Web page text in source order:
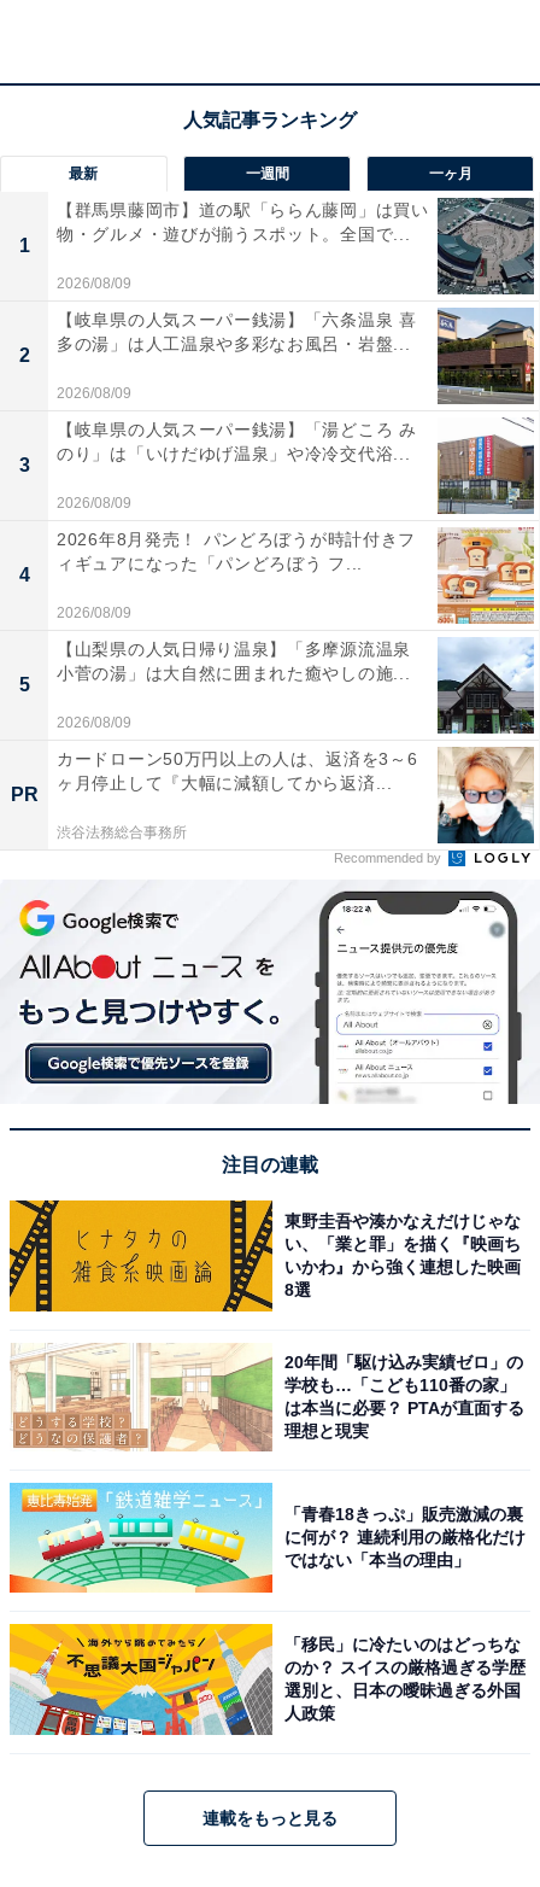
EarFunのイヤホン「Clip 2」は現在24％オフの特別価
格・税込7589円で販売中。
この商品のおすすめポイントは？
で、周囲の音を聴きながら音
楽を楽しめるオープンイヤーイヤホンです。最新の
Bluetooth 6.0や 高音質なLDAC対応 により、ワイヤレス
でも臨場感溢れるハイレゾサウンドを体感できます。
最大40時間の再生やワイヤレス充電、便利なマルチポイ
ント接続も搭載。耳への負担が少なく、一日中ストレス
フリーで快適な音楽ライフが手に入りますよ！
EarFun「Clip 2」の口コミは？
EarFun「Clip 2」には以下のような口コミが寄せられて
います。
耳を塞がないので周囲の音が自然に聞こえ、家事や
仕事をしながらでも安全に音楽を楽しめます
ながら聴きイヤホンとは思えないほど音質がクリア
で、特に低音の響きが素晴らしいです
物理ボタンなので誤操作がなく、カチッと確実に押
せる操作感がとても気に入っています
周囲の音を気にせず一日中ながら聴きを楽しみたい人
や、装着感と音質をどちらも妥協したくない人には、お
【今日チェックしたい】EarFunの人気商品5選
EarFun「Clip」
最新 一週間 一ヶ月
1
【群馬県藤岡市】道の駅「ららん藤岡」は買い
物・グルメ・遊びが揃うスポット。全国で...
2026/08/09
2
【岐阜県の人気スーパー銭湯】「六条温泉 喜
多の湯」は人工温泉や多彩なお風呂・岩盤...
2026/08/09
3
【岐阜県の人気スーパー銭湯】「湯どころ み
のり」は「いけだゆげ温泉」や冷冷交代浴...
2026/08/09
4
2026年8月発売！ パンどろぼうが時計付きフ
ィギュアになった「パンどろぼう フ...
2026/08/09
5
【山梨県の人気日帰り温泉】「多摩源流温泉
小菅の湯」は大自然に囲まれた癒やしの施...
2026/08/09
PR
カードローン50万円以上の人は、返済を3～6
ヶ月停止して『大幅に減額してから返済...
渋谷法務総合事務所
Recommended by
注目の連載
東野圭吾や湊かなえだけじゃな
い、「業と罪」を描く『映画ち
いかわ』から強く連想した映画
8選
20年間「駆け込み実績ゼロ」の
学校も…「こども110番の家」
は本当に必要？ PTAが直面する
理想と現実
「青春18きっぷ」販売激減の裏
に何が？ 連続利用の厳格化だけ
ではない「本当の理由」
「移民」に冷たいのはどっちな
のか？ スイスの厳格過ぎる学歴
選別と、日本の曖昧過ぎる外国
人政策
連載をもっと見る